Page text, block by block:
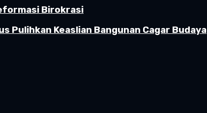
Birokrasi
Pulihkan Keaslian Bangunan Cagar Budaya